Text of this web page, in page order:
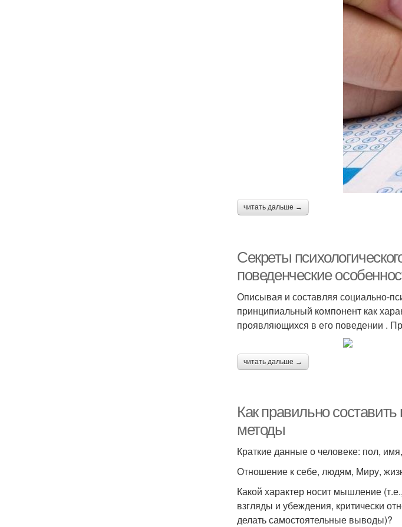
читать дальше →
Секреты
поведенческие
Описывая и составляя социально-
принципиальный компонент как
проявляющихся в его поведении .
читать дальше →
Как правильно
методы
Краткие данные о человеке: пол,
Отношение к себе, людям, Миру,
Какой характер носит мышление
взгляды и убеждения, критически
делать самостоятельные выводы)?